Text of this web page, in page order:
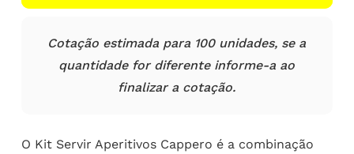
Cotação estimada para 100 unidades, se a
quantidade for diferente informe-a ao
finalizar a cotação.
O Kit Servir Aperitivos Cappero é a combinação